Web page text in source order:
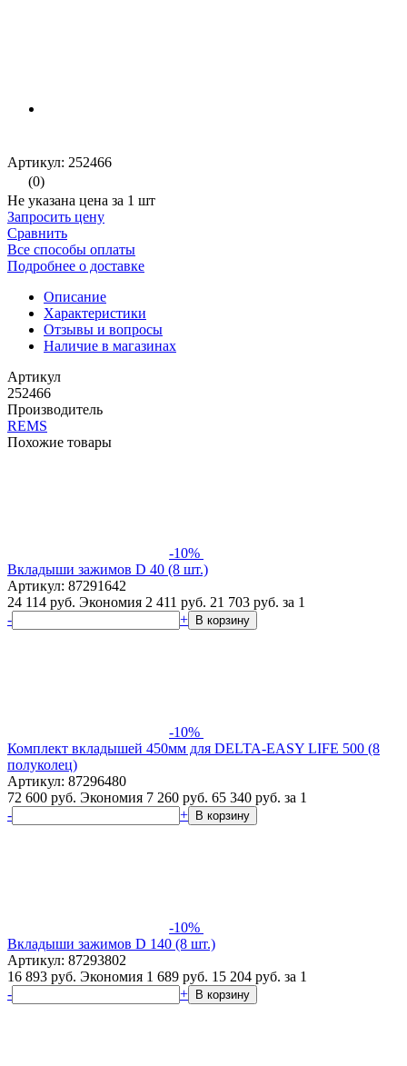
Артикул: 252466
(0)
Не указана цена за 1 шт
Запросить цену
Сравнить
Все способы оплаты
Подробнее о доставке
Описание
Характеристики
Отзывы и вопросы
Наличие в магазинах
Артикул
252466
Производитель
REMS
Похожие товары
-10%
Вкладыши зажимов D 40 (8 шт.)
Артикул: 87291642
24 114 руб. Экономия 2 411 руб. 21 703 руб. за 1
-
+ В корзину
-10%
Комплект вкладышей 450мм для DELTA-EASY LIFE 500 (8
полуколец)
Артикул: 87296480
72 600 руб. Экономия 7 260 руб. 65 340 руб. за 1
-
+ В корзину
-10%
Вкладыши зажимов D 140 (8 шт.)
Артикул: 87293802
16 893 руб. Экономия 1 689 руб. 15 204 руб. за 1
-
+ В корзину